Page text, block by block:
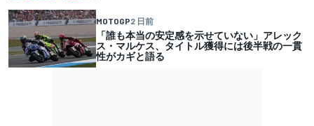
MOTOGP2 日前
「誰も本当の安定感を示せていない」アレック
ス・マルケス、タイトル獲得には後半戦の一貫
性がカギと語る